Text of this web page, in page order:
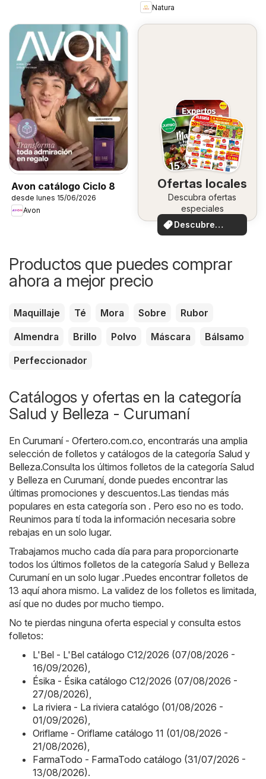
Natura
Avon catálogo Ciclo 8
desde lunes 15/06/2026
Avon
Ofertas locales
Descubra ofertas
especiales
Descubre
ofertas
Productos que puedes comprar
ahora a mejor precio
Maquillaje Té Mora Sobre
Rubor
Almendra
Brillo Polvo Máscara
Bálsamo
Perfeccionador
Catálogos y ofertas en la categoría
Salud y Belleza - Curumaní
En Curumaní - Ofertero.com.co , encontrarás una amplia
selección de folletos y catálogos de la categoría Salud y
Belleza.Consulta los últimos folletos de la categoría Salud
y Belleza en Curumaní, donde puedes encontrar las
últimas promociones y descuentos.Las tiendas más
populares en esta categoría son . Pero eso no es todo.
Reunimos para tí toda la información necesaria sobre
rebajas en un solo lugar.
Trabajamos mucho cada día para para proporcionarte
todos los últimos folletos de la categoría Salud y Belleza
Curumaní en un solo lugar .Puedes encontrar folletos de
13 aquí ahora mismo. La validez de los folletos es limitada,
así que no dudes por mucho tiempo.
No te pierdas ninguna oferta especial y consulta estos
folletos:
L'Bel - L'Bel catálogo C12/2026 (07/08/2026 -
16/09/2026)
Ésika - Ésika catálogo C12/2026 (07/08/2026 -
27/08/2026)
La riviera - La riviera catalógo (01/08/2026 -
01/09/2026)
Oriflame - Oriflame catálogo 11 (01/08/2026 -
21/08/2026)
FarmaTodo - FarmaTodo catálogo (31/07/2026 -
13/08/2026).